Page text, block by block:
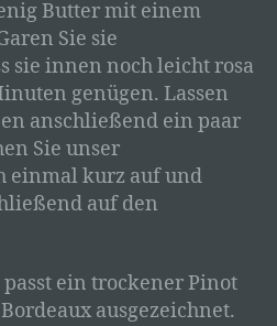
Butter mit einem
Sie sie
sie innen noch leicht rosa
genügen. Lassen
anschließend ein paar
Sie unser
einmal kurz auf und
auf den
ein trockener Pinot
ausgezeichnet.
bewerten, insbesondere,
Arbeitsleistung,
Gesundheit, persönlicher
Zuverlässigkeit,
oder Ortswechsel
zu analysieren oder
ist die Verarbeitung
Daten in einer Weise, auf
Informationen nicht
betroffenen Person